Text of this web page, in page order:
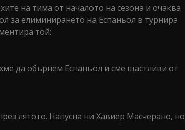
на тима от началото на сезона и очаква
за елиминирането на Еспаньол в турнира
той:
да обърнем Еспаньол и сме щастливи от
лятото. Напусна ни Хавиер Масчерано, но